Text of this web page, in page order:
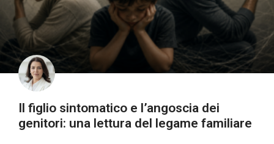
Il figlio sintomatico e l’angoscia dei
genitori: una lettura del legame familiare